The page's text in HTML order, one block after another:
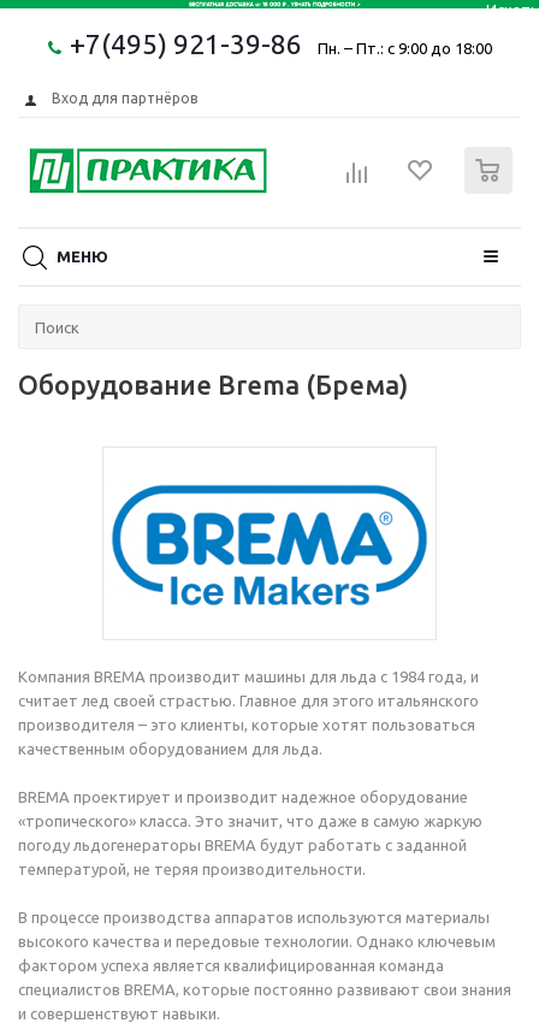
+7(495) 921-39-86 Пн. – Пт.: с 9:00 до 18:00
Вход для партнёров
МЕНЮ
Оборудование Brema (Брема)
Компания BREMA производит машины для льда с 1984 года, и
считает лед своей страстью. Главное для этого итальянского
производителя – это клиенты, которые хотят пользоваться
качественным оборудованием для льда.
BREMA проектирует и производит надежное оборудование
«тропического» класса. Это значит, что даже в самую жаркую
погоду льдогенераторы BREMA будут работать с заданной
температурой, не теряя производительности.
В процессе производства аппаратов используются материалы
высокого качества и передовые технологии. Однако ключевым
фактором успеха является квалифицированная команда
специалистов BREMA, которые постоянно развивают свои знания
и совершенствуют навыки.